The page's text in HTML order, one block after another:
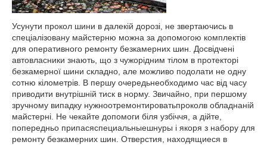
Усунути прокол шини в далекій дорозі, не звертаючись в
спеціалізовану майстерню можна за допомогою комплектів
для оперативного ремонту безкамерних шин. Досвідчені
автовласники знають, що з чужорідним тілом в протекторі
безкамерної шини складно, але можливо подолати не одну
сотню кілометрів. В першу очередьнеобходимо час від часу
приводити внутрішній тиск в норму. Звичайно, при першому
зручному випадку нужноотремонтироватьпроколв обладнаній
майстерні. Не чекайте допомоги біля узбіччя, а дійте,
попередньо припасяспециальныешнуры і якоря з набору для
ремонту безкамерних шин. Отверстия, находящиеся в